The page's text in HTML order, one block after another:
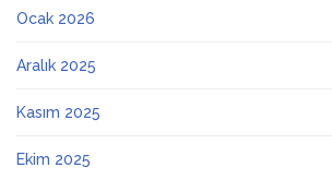
Ocak 2026
Aralık 2025
Kasım 2025
Ekim 2025